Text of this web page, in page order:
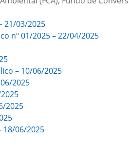
21/03/2025
nº 01/2025 – 22/04/2025
– 10/06/2025
2025
2025
18/06/2025